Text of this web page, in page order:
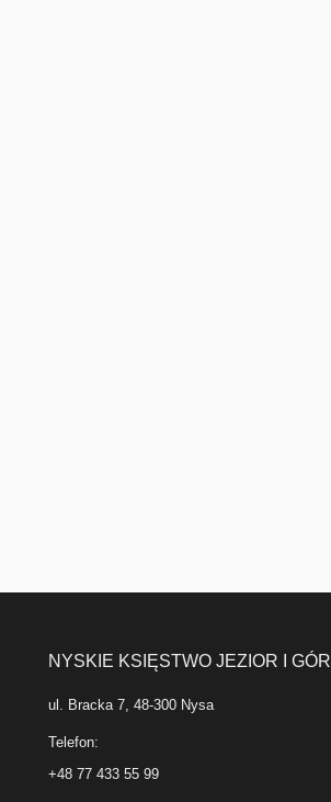
NYSKIE KSIĘSTWO JEZIOR I GÓR
ul. Bracka 7, 48-300 Nysa
Telefon:
+48 77 433 55 99